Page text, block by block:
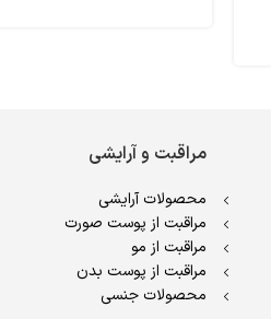
مراقبت و آرایشی
محصولات آرایشی
مراقبت از پوست صورت
مراقبت از مو
مراقبت از پوست بدن
محصولات جنسی